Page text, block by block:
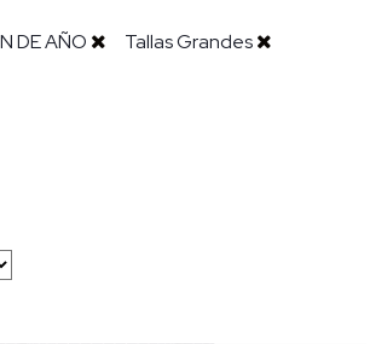
DE AÑO
Tallas Grandes